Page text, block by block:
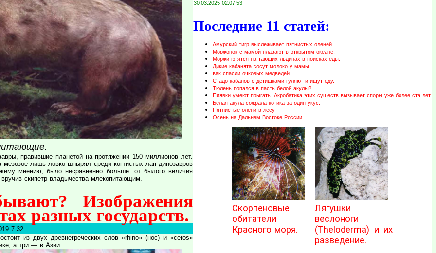
правившие планетой на протяжении 150 миллионов лет.
лишь ловко шнырял среди когтистых лап динозавров
мнению, было несравненно больше: от былого величия
скипетр владычества млекопитающим.
Изображения
разных государств.
7:32
из двух древнегреческих слов «rhino» (нос) и «ceros»
а три — в Азии.
30.03.2025 02:07:53
Последние 11 статей:
Амурский тигр выслеживает пятнистых оленей.
Моржонок с мамой плавают в открытом океане.
Моржи ютятся на тающих льдинах в поисках еды.
Дикие кабанята сосут молоко у мамы.
Как спасли очковых медведей.
Стадо кабанов с детишками гуляют и ищут еду.
Тюлень попался в пасть белой акулы?
Пиявки умеют прыгать. Акробатика этих существ вызывает споры уже более ста лет.
Белая акула сожрала котика за один укус.
Пятнистые олени в лесу
Осень на Дальнем Востоке России.
Скорпеновые
обитатели
Красного моря.
Лягушки
веслоноги
(Theloderma) и их
разведение.